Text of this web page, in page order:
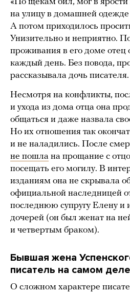
на улицу в домашней
А потом приходилось
Унизительно и неприятно.
проживания в его доме отец
каждый день. Без повода,
рассказывала дочь писателя.
Несмотря на конфликты,
и ухода из дома отца она
общаться и даже назвала
Но их отношения так
и не наладились. После
не пошла на прощание с
посещать его могилу. В
изданиям она не скрывала
официальной наследницей
последнюю супругу Елену
дочерей (он был женат на
и четвертым браком).
Бывшая жена
писатель на самом
О сложном характере